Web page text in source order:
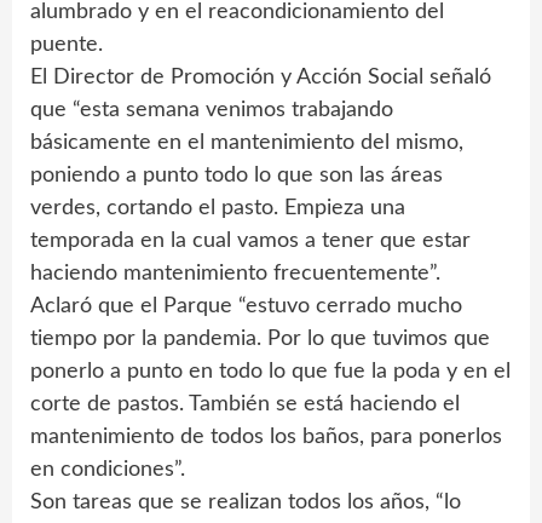
alumbrado y en el reacondicionamiento del
puente.
El Director de Promoción y Acción Social señaló
que “esta semana venimos trabajando
básicamente en el mantenimiento del mismo,
poniendo a punto todo lo que son las áreas
verdes, cortando el pasto. Empieza una
temporada en la cual vamos a tener que estar
haciendo mantenimiento frecuentemente”.
Aclaró que el Parque “estuvo cerrado mucho
tiempo por la pandemia. Por lo que tuvimos que
ponerlo a punto en todo lo que fue la poda y en el
corte de pastos. También se está haciendo el
mantenimiento de todos los baños, para ponerlos
en condiciones”.
Son tareas que se realizan todos los años, “lo